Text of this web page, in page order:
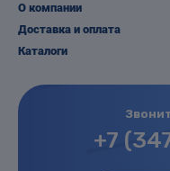
О компании
Доставка и оплата
Каталоги
+7